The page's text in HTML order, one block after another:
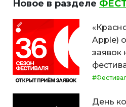
Новое в разделе
Apple)
заявок
День